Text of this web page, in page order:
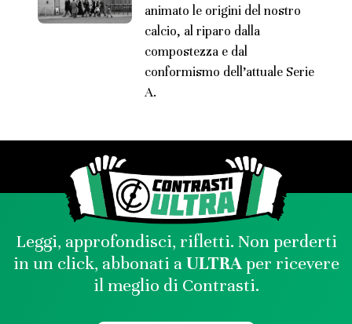
animato le origini del nostro
calcio, al riparo dalla
compostezza e dal
conformismo dell’attuale Serie
A.
Leggi, approfondisci, rifletti. Non perderti
in un click, abbonati aULTRAper ricevere
il meglio di Contrasti.